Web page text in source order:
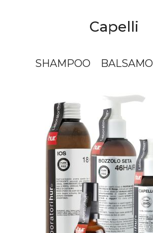
Capelli
SHAMPOO BALSAMO